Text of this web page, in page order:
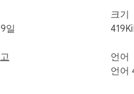
일
크기
언어
언어